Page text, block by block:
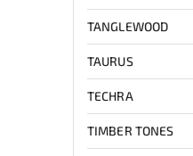
TANGLEWOOD
TAURUS
TECHRA
TIMBER TONES